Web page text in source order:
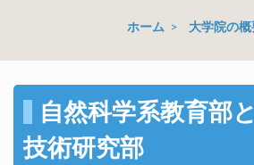
を
ホーム > 大学院の概
自然科学系教育部
技術研究部